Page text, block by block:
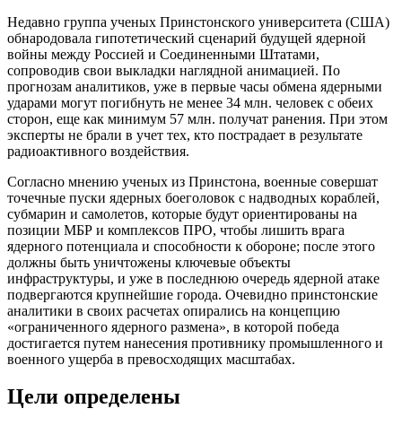
Недавно группа ученых Принстонского университета (США)
обнародовала гипотетический сценарий будущей ядерной
войны между Россией и Соединенными Штатами,
сопроводив свои выкладки наглядной анимацией. По
прогнозам аналитиков, уже в первые часы обмена ядерными
ударами могут погибнуть не менее 34 млн. человек с обеих
сторон, еще как минимум 57 млн. получат ранения. При этом
эксперты не брали в учет тех, кто пострадает в результате
радиоактивного воздействия.
Согласно мнению ученых из Принстона, военные совершат
точечные пуски ядерных боеголовок с надводных кораблей,
субмарин и самолетов, которые будут ориентированы на
позиции МБР и комплексов ПРО, чтобы лишить врага
ядерного потенциала и способности к обороне; после этого
должны быть уничтожены ключевые объекты
инфраструктуры, и уже в последнюю очередь ядерной атаке
подвергаются крупнейшие города. Очевидно принстонские
аналитики в своих расчетах опирались на концепцию
«ограниченного ядерного размена», в которой победа
достигается путем нанесения противнику промышленного и
военного ущерба в превосходящих масштабах.
Цели определены